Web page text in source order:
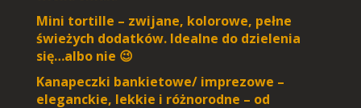
Mini tortille – zwijane, kolorowe, pełne
świeżych dodatków. Idealne do dzielenia
się…albo nie 😉
Kanapeczki bankietowe/ imprezowe –
eleganckie, lekkie i różnorodne – od